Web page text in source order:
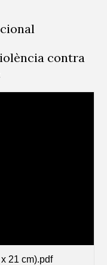
contra
21 cm).pdf